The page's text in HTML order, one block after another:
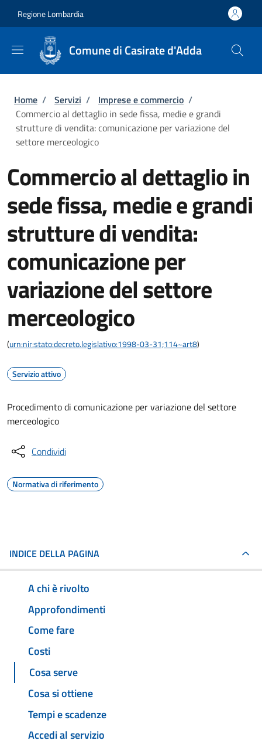
Regione Lombardia
Comune di Casirate d'Adda
Briciole di pane
Home / Servizi / Imprese e commercio /
Commercio al dettaglio in sede fissa, medie e grandi
strutture di vendita: comunicazione per variazione del
settore merceologico
Commercio al dettaglio in
sede fissa, medie e grandi
strutture di vendita:
comunicazione per
variazione del settore
merceologico
(urn:nir:stato:decreto.legislativo:1998-03-31;114~art8)
Servizio attivo
Procedimento di comunicazione per variazione del settore
merceologico
Condividi
Normativa di riferimento
INDICE DELLA PAGINA
A chi è rivolto
Approfondimenti
Come fare
Costi
Cosa serve
Cosa si ottiene
Tempi e scadenze
Accedi al servizio